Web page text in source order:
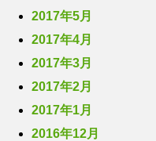
2017年5月
2017年4月
2017年3月
2017年2月
2017年1月
2016年12月